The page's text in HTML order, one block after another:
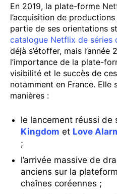
En 2019, la plate-forme
l’acquisition de
partie de ses orientations
catalogue Netflix de séries
déjà s’étoffer, mais l’année
l’importance de la plate-
visibilité et le succès de
notamment en France. Elle
manières :
le lancement réussi de
Kingdom et Love
;
l’arrivée massive de
anciens sur la
chaînes coréennes ;